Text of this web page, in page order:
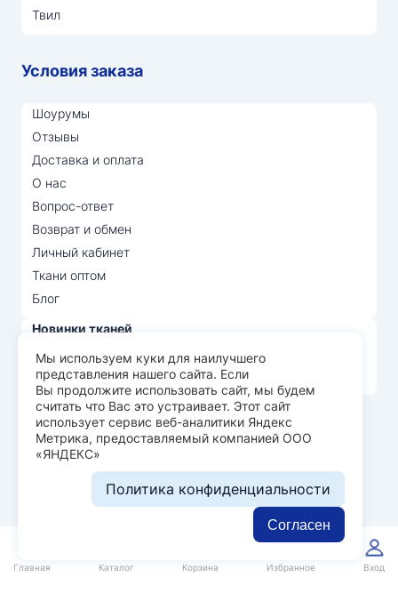
Главная Каталог Корзина Избранное Вход
Твил
Условия заказа
Шоурумы
Отзывы
Доставка и оплата
О нас
Вопрос-ответ
Возврат и обмен
Личный кабинет
Ткани оптом
Блог
Новинки тканей
Распродажа тканей
Лидеры продаж
© Арт Текс — продажа тканей оптом, 2026
Пользовательское соглашение
Политика конфиденциальности
Разработка сайта —
Мы используем куки для наилучшего
представления нашего сайта. Если
Вы продолжите использовать сайт, мы будем
считать что Вас это устраивает. Этот сайт
использует сервис веб-аналитики Яндекс
Метрика, предоставляемый компанией ООО
«ЯНДЕКС»
Политика конфиденциальности
Согласен